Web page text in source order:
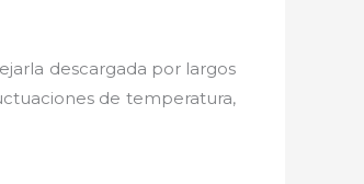
descargada por largos
de temperatura,